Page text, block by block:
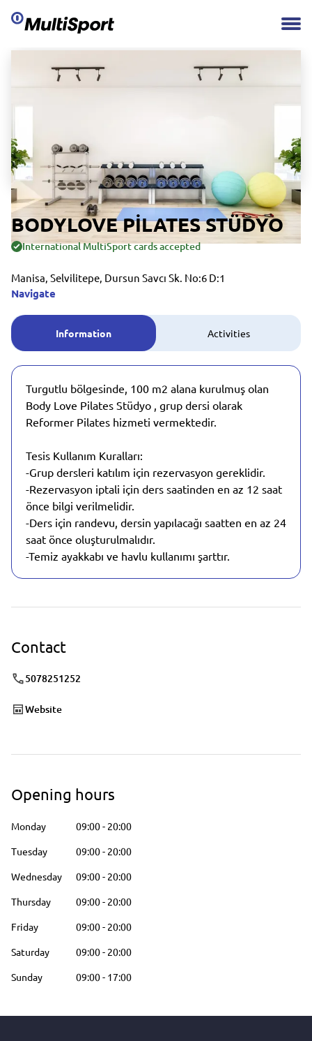
BODYLOVE PİLATES STÜDYO
International MultiSport cards accepted
Manisa, Selvilitepe, Dursun Savcı Sk. No:6 D:1
Navigate
Information Activities
Turgutlu bölgesinde, 100 m2 alana kurulmuş olan
Body Love Pilates Stüdyo , grup dersi olarak
Reformer Pilates hizmeti vermektedir.
Tesis Kullanım Kuralları:
-Grup dersleri katılım için rezervasyon gereklidir.
-Rezervasyon iptali için ders saatinden en az 12 saat
önce bilgi verilmelidir.
-Ders için randevu, dersin yapılacağı saatten en az 24
saat önce oluşturulmalıdır.
-Temiz ayakkabı ve havlu kullanımı şarttır.
Contact
5078251252
Website
Opening hours
Monday 09:00- 20:00
Tuesday
09:00- 20:00
Wednesday
09:00- 20:00
Thursday
09:00- 20:00
Friday
09:00- 20:00
Saturday
09:00- 20:00
Sunday
09:00- 17:00